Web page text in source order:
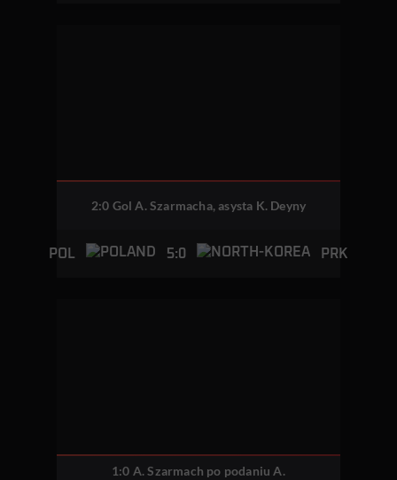
2:0 Gol A. Szarmacha, asysta K. Deyny
POL 5:0 PRK
1:0 A. Szarmach po podaniu A.